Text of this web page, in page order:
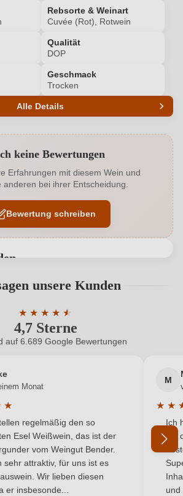
Rebsorte & Weinart
Cuvée (Rot), Rotwein
Qualität
DOP
Geschmack
Trocken
Alle Details
14 %
Enthält Sulfite
Barrique
Penedès D.O.
Torre del Veguer
Torre del Veguer SL, Urb. Torre Veguer s/n,
08810 Sant Pere de Ribes, Spanien
keine Bewertungen
Erfahrungen mit diesem Wein und
anderen bei ihrer Entscheidung.
Bewertung schreiben
abgegeben werden. Bitte loggen Sie sich
Kunde? Neuer Kunde?
Ich habe mein Passwort vergessen
unsere Kunden
4,7 Sterne
★ ★ ★ ★ ★
★
Durchschnittliche Bewertung von 4.7
auf 6.689 Google Bewertungen
Monat
★
Bewertung von 5 von 5 Sternen
regelmäßig den so
Esel Weißwein, das ist der
vom Weingut Bender.
sehr attraktiv, für uns ist es
Wir lieben diesen
er insbesonde...
M
★ ★
Ich
mit
und